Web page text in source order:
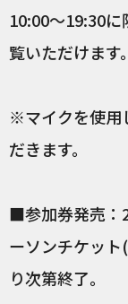
10:00～19:30
覧いただけます。
※マイクを使用
だきます。
■参加券発売：
ーソンチケッ
り次第終了。